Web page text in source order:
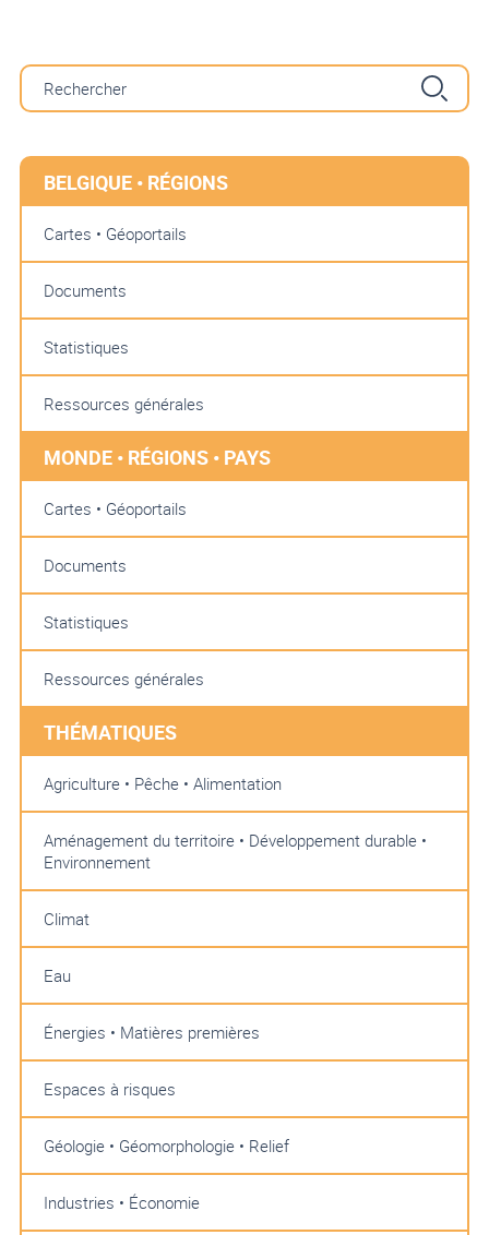
BELGIQUE • RÉGIONS
Cartes • Géoportails
Documents
Statistiques
Ressources générales
MONDE • RÉGIONS • PAYS
Cartes • Géoportails
Documents
Statistiques
Ressources générales
THÉMATIQUES
Agriculture • Pêche • Alimentation
Aménagement du territoire • Développement durable •
Environnement
Climat
Eau
Énergies • Matières premières
Espaces à risques
Géologie • Géomorphologie • Relief
Industries • Économie